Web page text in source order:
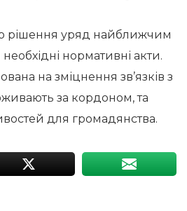
рішення уряд найближчим
нормативні акти.
на зміцнення зв’язків з
за кордоном, та
для громадянства.